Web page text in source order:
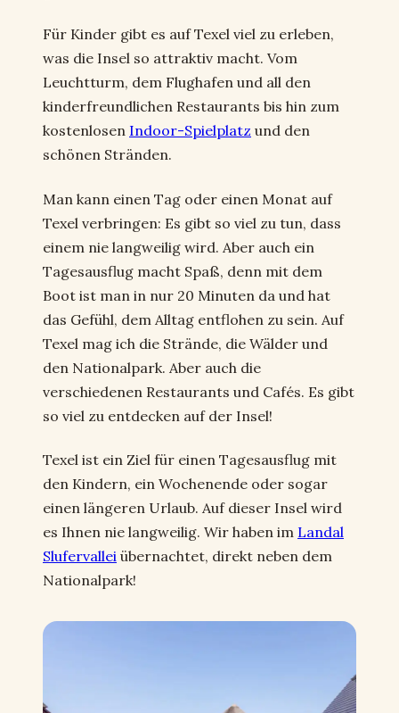
Für Kinder gibt es auf Texel viel zu erleben,
was die Insel so attraktiv macht. Vom
Leuchtturm, dem Flughafen und all den
kinderfreundlichen Restaurants bis hin zum
kostenlosen Indoor-Spielplatz und den
schönen Stränden.
Man kann einen Tag oder einen Monat auf
Texel verbringen: Es gibt so viel zu tun, dass
einem nie langweilig wird. Aber auch ein
Tagesausflug macht Spaß, denn mit dem
Boot ist man in nur 20 Minuten da und hat
das Gefühl, dem Alltag entflohen zu sein. Auf
Texel mag ich die Strände, die Wälder und
den Nationalpark. Aber auch die
verschiedenen Restaurants und Cafés. Es gibt
so viel zu entdecken auf der Insel!
Texel ist ein Ziel für einen Tagesausflug mit
den Kindern, ein Wochenende oder sogar
einen längeren Urlaub. Auf dieser Insel wird
es Ihnen nie langweilig. Wir haben im Landal
Slufervallei übernachtet, direkt neben dem
Nationalpark!